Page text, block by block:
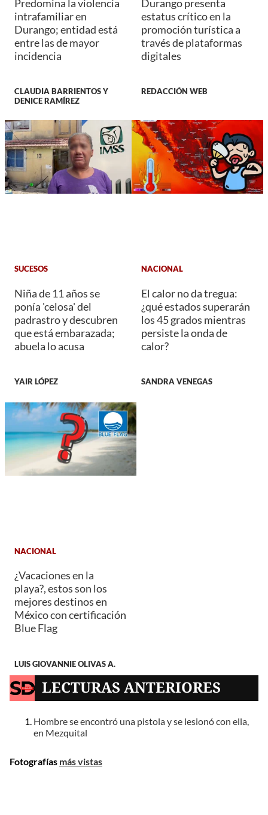
Predomina la violencia
intrafamiliar en
Durango; entidad está
entre las de mayor
incidencia
CLAUDIA BARRIENTOS Y
DENICE RAMÍREZ
Durango presenta
estatus crítico en la
promoción turística a
través de plataformas
digitales
REDACCIÓN WEB
SUCESOS
Niña de 11 años se
ponía 'celosa' del
padrastro y descubren
que está embarazada;
abuela lo acusa
YAIR LÓPEZ
NACIONAL
El calor no da tregua:
¿qué estados superarán
los 45 grados mientras
persiste la onda de
calor?
SANDRA VENEGAS
NACIONAL
¿Vacaciones en la
playa?, estos son los
mejores destinos en
México con certificación
Blue Flag
LUIS GIOVANNIE OLIVAS A.
LECTURAS ANTERIORES
Hombre se encontró una pistola y se lesionó con ella,
en Mezquital
Fotografías más vistas